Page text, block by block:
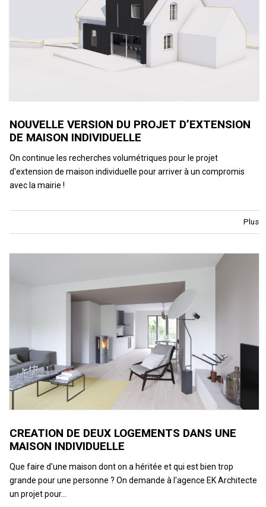
NOUVELLE VERSION DU PROJET D’EXTENSION
DE MAISON INDIVIDUELLE
On continue les recherches volumétriques pour le projet
d'extension de maison individuelle pour arriver à un compromis
avec la mairie !
Plus
CREATION DE DEUX LOGEMENTS DANS UNE
MAISON INDIVIDUELLE
Que faire d'une maison dont on a héritée et qui est bien trop
grande pour une personne ? On demande à l'agence EK Architecte
un projet pour…